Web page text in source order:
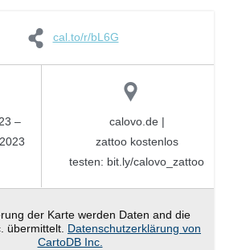
cal.to/r/bL6G
–
calovo.de |
zattoo kostenlos
testen: bit.ly/calovo_zattoo
der Karte werden Daten and die
übermittelt. Datenschutzerklärung von
CartoDB Inc.